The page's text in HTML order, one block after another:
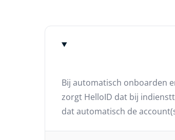
Bij automatisch onboarden
zorgt HelloID dat bij
dat automatisch de